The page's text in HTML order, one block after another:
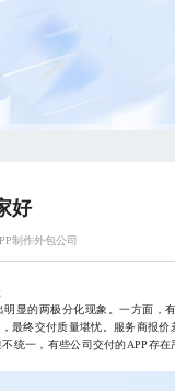
好
制作外包公司
的两极分化现象。一方面，
最终交付质量堪忧。服务商报
统一，有些公司交付的APP存